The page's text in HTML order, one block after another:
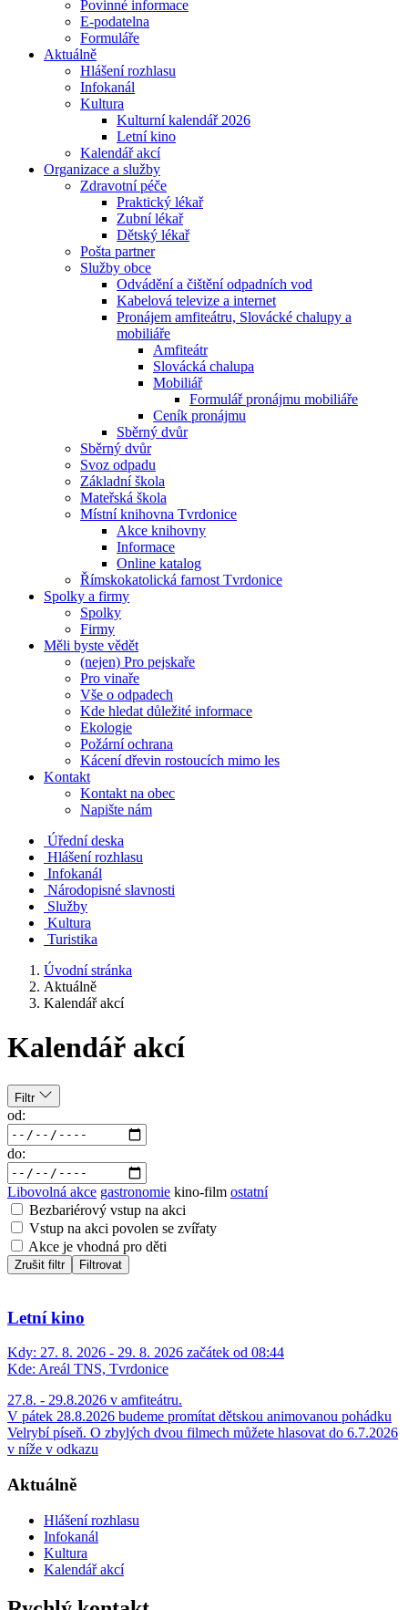
Povinné informace
E-podatelna
Formuláře
Aktuálně
Hlášení rozhlasu
Infokanál
Kultura
Kulturní kalendář 2026
Letní kino
Kalendář akcí
Organizace a služby
Zdravotní péče
Praktický lékař
Zubní lékař
Dětský lékař
Pošta partner
Služby obce
Odvádění a čištění odpadních vod
Kabelová televize a internet
Pronájem amfiteátru, Slovácké chalupy a
mobiliáře
Amfiteátr
Slovácká chalupa
Mobiliář
Formulář pronájmu mobiliáře
Ceník pronájmu
Sběrný dvůr
Sběrný dvůr
Svoz odpadu
Základní škola
Mateřská škola
Místní knihovna Tvrdonice
Akce knihovny
Informace
Online katalog
Římskokatolická farnost Tvrdonice
Spolky a firmy
Spolky
Firmy
Měli byste vědět
(nejen) Pro pejskaře
Pro vinaře
Vše o odpadech
Kde hledat důležité informace
Ekologie
Požární ochrana
Kácení dřevin rostoucích mimo les
Kontakt
Kontakt na obec
Napište nám
Úřední deska
Hlášení rozhlasu
Infokanál
Národopisné slavnosti
Služby
Kultura
Turistika
Úvodní stránka
Aktuálně
Kalendář akcí
Kalendář akcí
Filtr
od:
do:
Libovolná akce gastronomie kino-film ostatní
Bezbariérový vstup na akci
Vstup na akci povolen se zvířaty
Akce je vhodná pro děti
Zrušit filtr Filtrovat
Letní kino
Kdy: 27. 8. 2026 - 29. 8. 2026 začátek od 08:44
Kde: Areál TNS, Tvrdonice
27.8. - 29.8.2026 v amfiteátru.
V pátek 28.8.2026 budeme promítat dětskou animovanou pohádku
Velrybí píseň. O zbylých dvou filmech můžete hlasovat do 6.7.2026
v níže v odkazu
Aktuálně
Hlášení rozhlasu
Infokanál
Kultura
Kalendář akcí